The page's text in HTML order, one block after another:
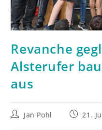
Revanche
Alsterufer
aus
Beitrags-
Jan Pohl
Beitrag
21.